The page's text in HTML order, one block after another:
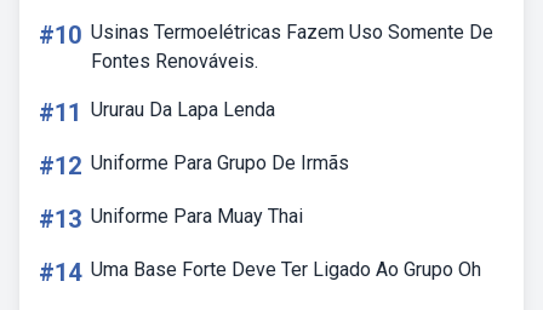
#10 Usinas Termoelétricas Fazem Uso Somente De
Fontes Renováveis.
#11 Ururau Da Lapa Lenda
#12 Uniforme Para Grupo De Irmãs
#13 Uniforme Para Muay Thai
#14 Uma Base Forte Deve Ter Ligado Ao Grupo Oh